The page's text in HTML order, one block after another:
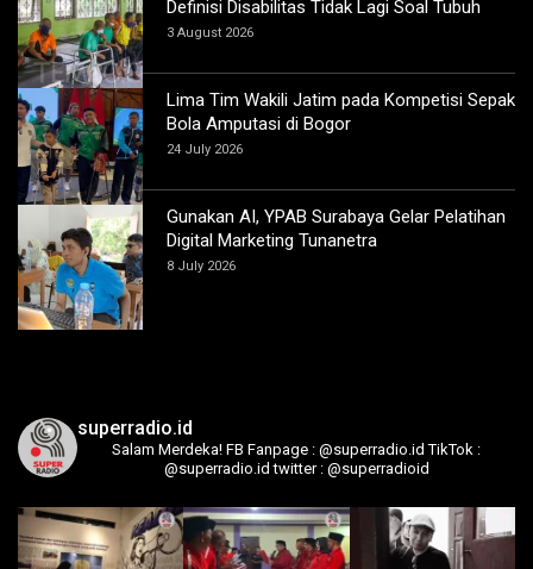
Definisi Disabilitas Tidak Lagi Soal Tubuh
3 August 2026
Lima Tim Wakili Jatim pada Kompetisi Sepak
Bola Amputasi di Bogor
24 July 2026
Gunakan AI, YPAB Surabaya Gelar Pelatihan
Digital Marketing Tunanetra
8 July 2026
superradio.id
Salam Merdeka! FB Fanpage : @superradio.id TikTok :
@superradio.id twitter : @superradioid